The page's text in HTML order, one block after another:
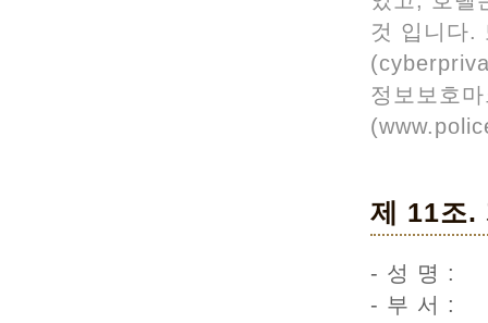
것 입니다.
정보보호
제 11조.
- 성 명 :
- 부 서 :